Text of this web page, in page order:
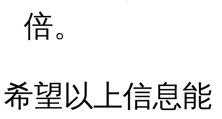
倍。
希望以上信息能